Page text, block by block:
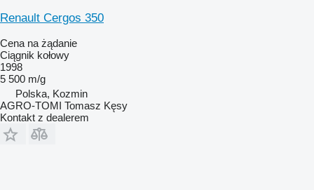
Renault Cergos 350
Cena na żądanie
Ciągnik kołowy
1998
5 500 m/g
Polska, Kozmin
AGRO-TOMI Tomasz Kęsy
Kontakt z dealerem